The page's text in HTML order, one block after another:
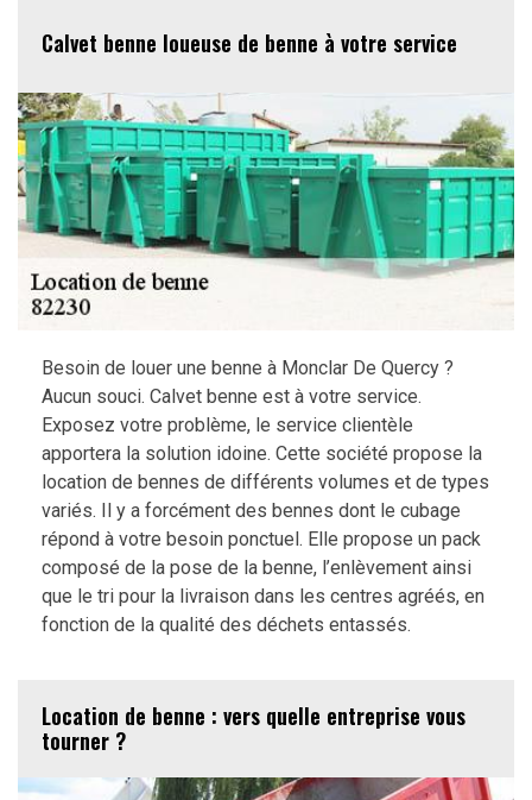
Calvet benne loueuse de benne à votre service
Besoin de louer une benne à Monclar De Quercy ?
Aucun souci. Calvet benne est à votre service.
Exposez votre problème, le service clientèle
apportera la solution idoine. Cette société propose la
location de bennes de différents volumes et de types
variés. Il y a forcément des bennes dont le cubage
répond à votre besoin ponctuel. Elle propose un pack
composé de la pose de la benne, l’enlèvement ainsi
que le tri pour la livraison dans les centres agréés, en
fonction de la qualité des déchets entassés.
Location de benne : vers quelle entreprise vous
tourner ?